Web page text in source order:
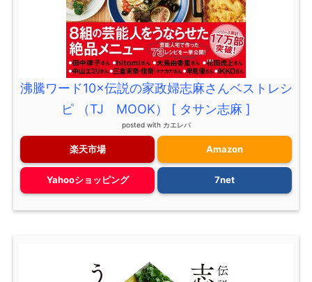
沸騰ワード10×伝説の家政婦志麻さんベストレシ
ピ （TJ MOOK） [ タサン志麻 ]
posted with カエレバ
楽天市場 Amazon
Yahooショッピング 7net